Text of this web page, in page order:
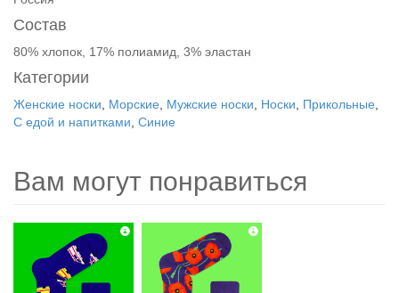
Состав
80% хлопок, 17% полиамид, 3% эластан
Категории
Женские носки Морские Мужские носки Носки Прикольные
С едой и напитками Синие
Вам могут понравиться